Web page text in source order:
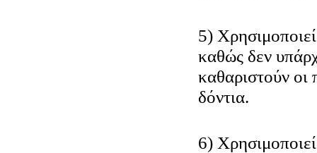
5)
καθώς δεν
καθαριστούν οι
δόντια.
6)